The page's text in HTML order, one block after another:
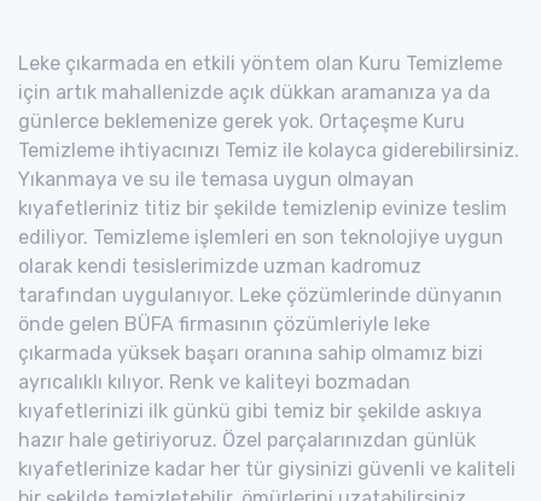
Leke çıkarmada en etkili yöntem olan Kuru Temizleme
için artık mahallenizde açık dükkan aramanıza ya da
günlerce beklemenize gerek yok. Ortaçeşme Kuru
Temizleme ihtiyacınızı Temiz ile kolayca giderebilirsiniz.
Yıkanmaya ve su ile temasa uygun olmayan
kıyafetleriniz titiz bir şekilde temizlenip evinize teslim
ediliyor. Temizleme işlemleri en son teknolojiye uygun
olarak kendi tesislerimizde uzman kadromuz
tarafından uygulanıyor. Leke çözümlerinde dünyanın
önde gelen BÜFA firmasının çözümleriyle leke
çıkarmada yüksek başarı oranına sahip olmamız bizi
ayrıcalıklı kılıyor. Renk ve kaliteyi bozmadan
kıyafetlerinizi ilk günkü gibi temiz bir şekilde askıya
hazır hale getiriyoruz. Özel parçalarınızdan günlük
kıyafetlerinize kadar her tür giysinizi güvenli ve kaliteli